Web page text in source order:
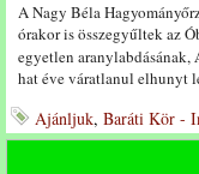
A Nagy Béla
órakor is összegyűltek az
egyetlen aranylabdásának,
hat éve váratlanul elhunyt
Ajánljuk, Baráti Kör -